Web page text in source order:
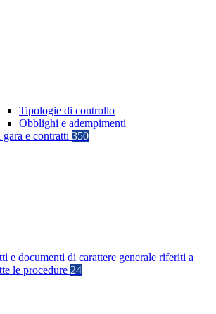
Tipologie di controllo
Obblighi e adempimenti
e contratti 350
e documenti di carattere generale riferiti a
le procedure 24